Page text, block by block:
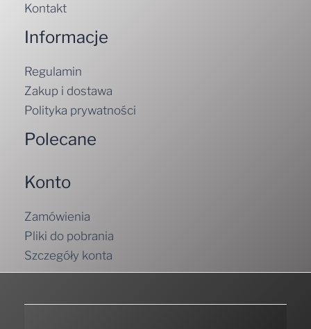
Kontakt
Informacje
Regulamin
Zakup i dostawa
Polityka prywatności
Polecane
Konto
Zamówienia
Pliki do pobrania
Szczegóły konta